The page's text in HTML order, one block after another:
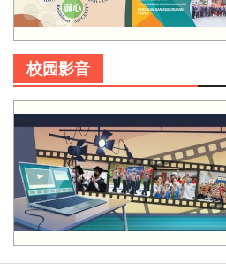
校园影音